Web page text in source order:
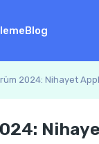
Blog
2024: Nihayet